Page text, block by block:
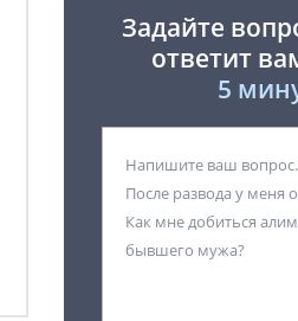
Задайте
ответит
5